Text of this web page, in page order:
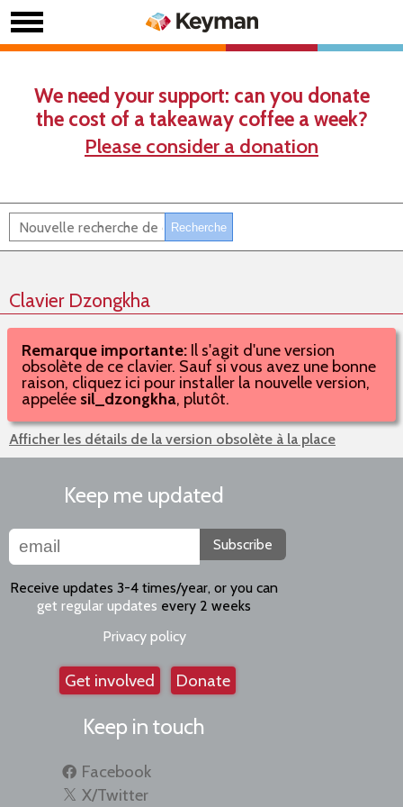
We need your support: can you donate
the cost of a takeaway coffee a week?
Please consider a donation
Clavier Dzongkha
Remarque importante: Il s'agit d'une version
obsolète de ce clavier. Sauf si vous avez une bonne
raison, cliquez ici pour installer la nouvelle version,
appelée sil_dzongkha, plutôt.
Afficher les détails de la version obsolète à la place
Keep me updated
Subscribe
Receive updates 3-4 times/year, or you can
get regular updates every 2 weeks
Privacy policy
Get involved Donate
Keep in touch
Facebook
X/Twitter